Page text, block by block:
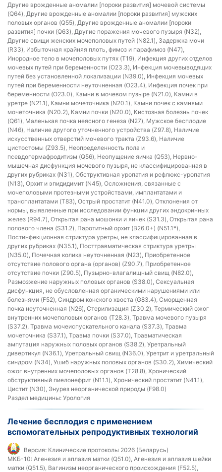
Другие врожденные аномалии [пороки развития] мочевой системы
(Q64), Другие врожденные аномалии [пороки развития] мужских
половых органов (Q55), Другие врожденные аномалии [пороки
развития] почки (Q63), Другие поражения мочевого пузыря (N32),
Другие свищи женских мочеполовых путей (N82.1), Задержка мочи
(R33), Избыточная крайняя плоть, фимоз и парафимоз (N47),
Инородное тело в мочеполовых путях (T19), Инфекция других отделов
мочевых путей при беременности (O23.3), Инфекция мочевыводящих
путей без установленной локализации (N39.0), Инфекция мочевых
путей при беременности неуточненная (O23.4), Инфекция почек при
беременности (O23.0), Камни в мочевом пузыре (N21.0), Камни в
уретре (N21.1), Камни мочеточника (N20.1), Камни почек с камнями
мочеточника (N20.2), Камни почки (N20.0), Кистозная болезнь почек
(Q61), Маленькая почка неясного генеза (N27), Мужское бесплодие
(N46), Наличие другого уточненного устройства (Z97.8), Наличие
искусственных отверстий мочевого тракта (Z93.6), Наличие
цистостомы (Z93.5), Неопределенность пола и
псевдогермафродитизм (Q56), Неопущение яичка (Q53), Нервно-
мышечная дисфункция мочевого пузыря, не классифицированная в
других рубриках (N31), Обструктивная уропатия и рефлюкс-уропатия
(N13), Орхит и эпидидимит (N45), Осложнения, связанные с
мочеполовыми протезными устройствами, имплантатами и
трансплантатами (T83), Острый простатит (N41.0), Отклонения от
нормы, выявленные при исследовании функции других эндокринных
желез (R94.7), Открытая рана мошонки и яичек (S31.3), Открытая рана
полового члена (S31.2), Паротитный орхит (B26.0+) (N51.1*),
Постинфекционная стриктура уретры, не классифицированная в
других рубриках (N35.1), Посттравматическая стриктура уретры
(N35.0), Почечная колика неуточненная (N23), Приобретенное
отсутствие полового органа (органов) (Z90.7), Приобретенное
отсутствие почки (Z90.5), Пузырно-влагалищный свищ (N82.0),
Размозжение наружных половых органов (S38.0), Сексуальная
дисфункция, не обусловленная органическими нарушениями или
болезнями (F52), Синдром конского хвоста (G83.4), Сморщенная
почка неуточненная (N26), Стерилизация (Z30.2), Термический ожог
внутренних мочеполовых органов (T28.3), Травма мочевого пузыря
(S37.2), Травма мочеиспускательного канала (S37.3), Травма
мочеточника (S37.1), Травма почки (S37.0), Травматическая
ампутация наружных половых органов (S38.2), Уретральный
дивертикул (N36.1), Уретральный свищ (N36.0), Уретрит и уретральный
синдром (N34), Ушиб наружных половых органов (S30.2), Химический
ожог внутренних мочеполовых органов (T28.8), Хронический
обструктивный пиелонефрит (N11.1), Хронический простатит (N41.1),
Цистит (N30), Энурез неорганической природы (F98.0)
Раздел медицины: Урология
Лечение бесплодия с применением
вспомогательных репродуктивных технологий
Версия: Клинические протоколы 2026 (Беларусь)
МКБ-10: Агенезия и аплазия матки (Q51.0), Агенезия и аплазия шейки
матки (Q51.5), Вагинизм неорганического происхождения (F52.5),